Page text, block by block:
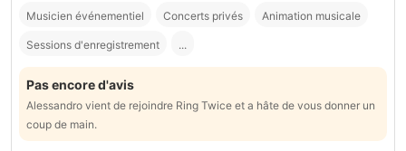
Musicien événementiel Concerts privés Animation musicale
Sessions d'enregistrement ...
Pas encore d'avis
Alessandro vient de rejoindre Ring Twice et a hâte de vous donner un
coup de main.